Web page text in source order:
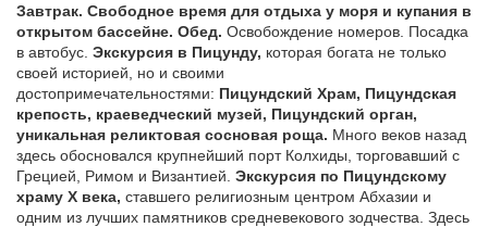
Завтрак. Свободное время для отдыха у моря и купания в
открытом бассейне. Обед. Освобождение номеров. Посадка
в автобус. Экскурсия в Пицунду, которая богата не только
своей историей, но и своими
достопримечательностями: Пицундский Храм, Пицундская
крепость, краеведческий музей, Пицундский орган,
уникальная реликтовая сосновая роща. Много веков назад
здесь обосновался крупнейший порт Колхиды, торговавший с
Грецией, Римом и Византией. Экскурсия по Пицундскому
храму Х века, ставшего религиозным центром Абхазии и
одним из лучших памятников средневекового зодчества. Здесь